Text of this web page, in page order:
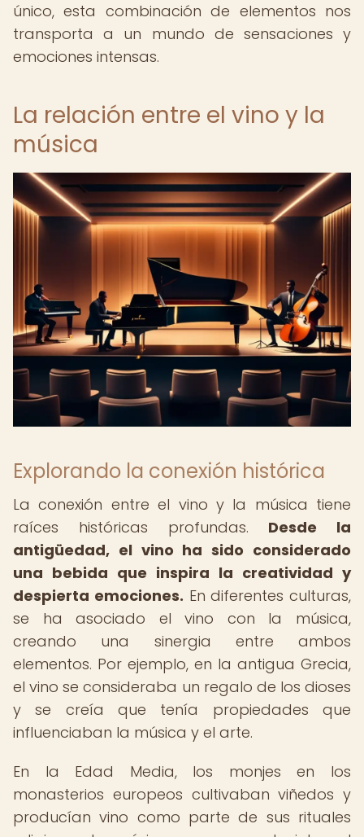
único, esta combinación de elementos nos
transporta a un mundo de sensaciones y
emociones intensas.
La relación entre el vino y la
música
Explorando la conexión histórica
La conexión entre el vino y la música tiene
raíces históricas profundas. Desde la
antigüedad, el vino ha sido considerado
una bebida que inspira la creatividad y
despierta emociones. En diferentes culturas,
se ha asociado el vino con la música,
creando una sinergia entre ambos
elementos. Por ejemplo, en la antigua Grecia,
el vino se consideraba un regalo de los dioses
y se creía que tenía propiedades que
influenciaban la música y el arte.
En la Edad Media, los monjes en los
monasterios europeos cultivaban viñedos y
producían vino como parte de sus rituales